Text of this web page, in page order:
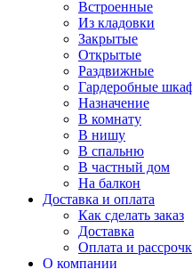
Встроенные
Из кладовки
Закрытые
Открытые
Раздвижные
Гардеробные
Назначение
В комнату
В нишу
В спальню
В частный дом
На балкон
Доставка и оплата
Как сделать заказ
Доставка
Оплата и
О компании